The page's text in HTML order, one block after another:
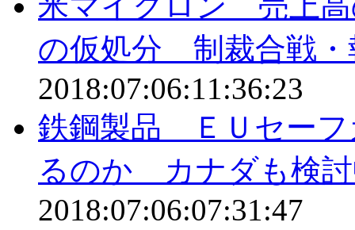
の仮処分 制裁合戦・
2018:07:06:11:36:23
鉄鋼製品 ＥＵセー
るのか カナダも検
2018:07:06:07:31:47